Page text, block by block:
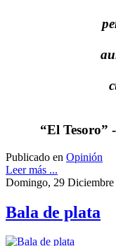
“El Tesoro”
Publicado en Opinión
Leer más ...
Domingo, 29
Bala de plata